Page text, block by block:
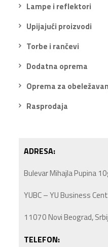
Lampe i reflektori
Upijajući proizvodi
Torbe i rančevi
Dodatna oprema
Oprema za
Rasprodaja
ADRESA:
Bulevar Mihajla Pupina
YUBC – YU Business
11070 Novi Beograd,
TELEFON: